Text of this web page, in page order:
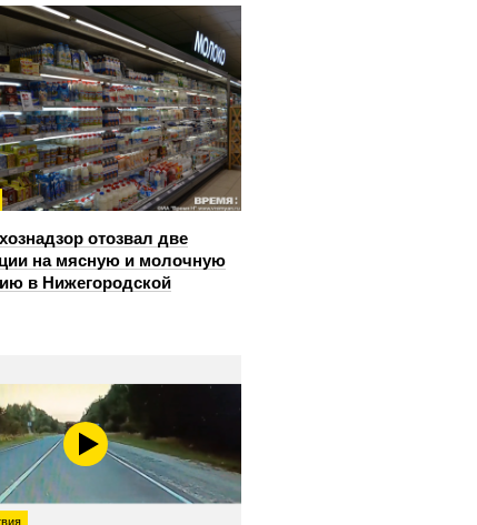
отозвал две
на мясную и молочную
в Нижегородской